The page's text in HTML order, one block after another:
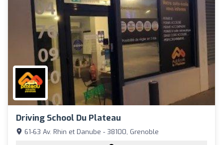
Driving School Du Plateau
61-63 Av. Rhin et Danube - 38100, Grenoble